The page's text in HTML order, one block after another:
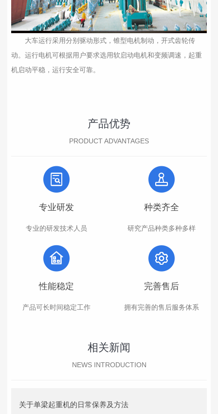
大车运行采用分别驱动形式，锥型电机制动，开式齿轮传
动。运行电机可根据用户要求选用软启动电机和变频调速，起重
机启动平稳，运行安全可靠。
产品优势
PRODUCT ADVANTAGES
专业研发
专业的研发技术人员
种类齐全
研究产品种类多种多样
性能稳定
产品可长时间稳定工作
完善售后
拥有完善的售后服务体系
相关新闻
NEWS INTRODUCTION
关于单梁起重机的日常保养及方法